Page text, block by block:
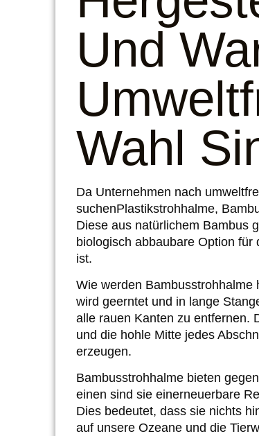
Und
Wahl
Da Unternehmen nach
suchenPlastikstrohhalme,
Diese aus natürlichem Bambus
biologisch abbaubare Option
ist.
Wie werden Bambusstrohhalme
wird geerntet und in lange
alle rauen Kanten zu entfernen.
und die hohle Mitte jedes
erzeugen.
Bambusstrohhalme bieten
einen sind sie einerneuerbare
Dies bedeutet, dass sie nichts
auf unsere Ozeane und die